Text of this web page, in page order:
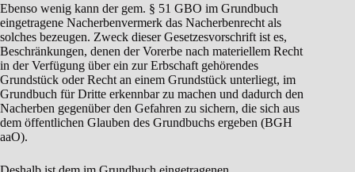
Ebenso wenig kann der gem. § 51 GBO im Grundbuch
eingetragene Nacherbenvermerk das Nacherbenrecht als
solches bezeugen. Zweck dieser Gesetzesvorschrift ist es,
Beschränkungen, denen der Vorerbe nach materiellem Recht
in der Verfügung über ein zur Erbschaft gehörendes
Grundstück oder Recht an einem Grundstück unterliegt, im
Grundbuch für Dritte erkennbar zu machen und dadurch den
Nacherben gegenüber den Gefahren zu sichern, die sich aus
dem öffentlichen Glauben des Grundbuchs ergeben (BGH
aaO).